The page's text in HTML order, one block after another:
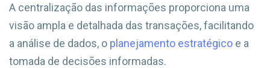
A centralização das informações proporciona uma
visão ampla e detalhada das transações, facilitando
a análise de dados, o planejamento estratégico e a
tomada de decisões informadas.